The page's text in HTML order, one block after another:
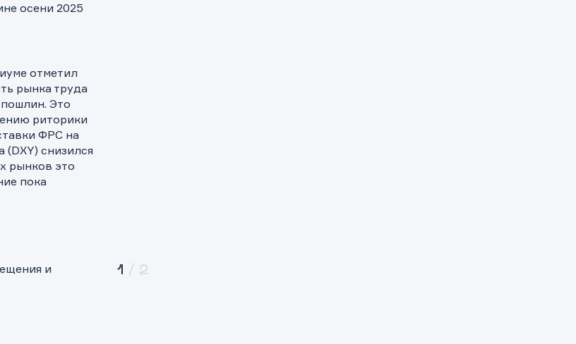
осени 2025
отметил
рынка труда
Это
риторики
ФРС на
снизился
рынков это
пока
и
1 / 2